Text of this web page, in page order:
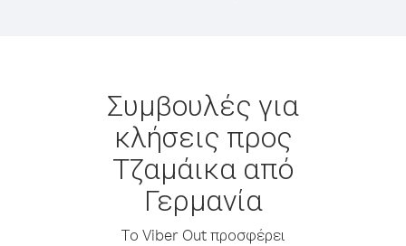
Συμβουλές για
κλήσεις προς
Τζαμάικα από
Γερμανία
Το Viber Out προσφέρει